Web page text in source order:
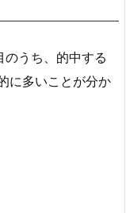
うち、的中する
に多いことが分か